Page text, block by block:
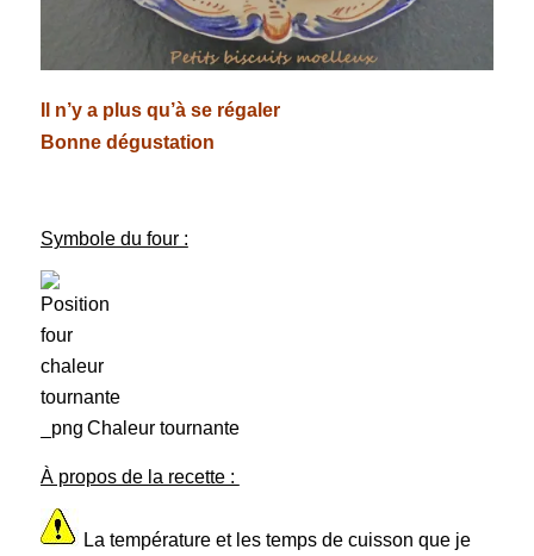
Il n’y a plus qu’à se régaler
Bonne dégustation
Symbole du four :
Chaleur tournante
À propos de la recette :
La température et les temps de cuisson que je